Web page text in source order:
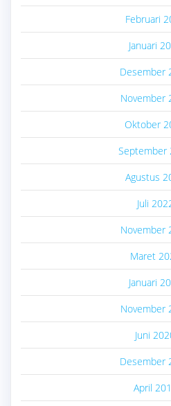
Februari
Januari
Desember
November
Oktober
September
Agustus
Juli
November
Maret
Januari
November
Juni
Desember
April